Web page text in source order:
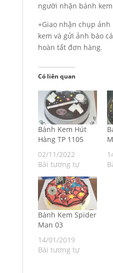
người nhận bánh
+Giao nhận chụp
kem và gửi ảnh báo
hoàn tất đơn hàng.
Có liên quan
Bánh Kem Hút
Hàng TP 1105
02/11/2022
Bài tương tự
Bánh Kem Spider
Man 03
14/01/2019
Bài tương tự